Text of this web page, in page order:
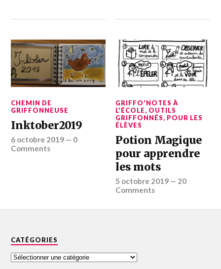
CHEMIN DE
GRIFFONNEUSE
Inktober2019
6 octobre 2019 — 0
Comments
GRIFFO'NOTES À
L'ÉCOLE, OUTILS
GRIFFONNÉS, POUR LES
ÉLÈVES
Potion Magique
pour apprendre
les mots
5 octobre 2019 — 20
Comments
CATÉGORIES